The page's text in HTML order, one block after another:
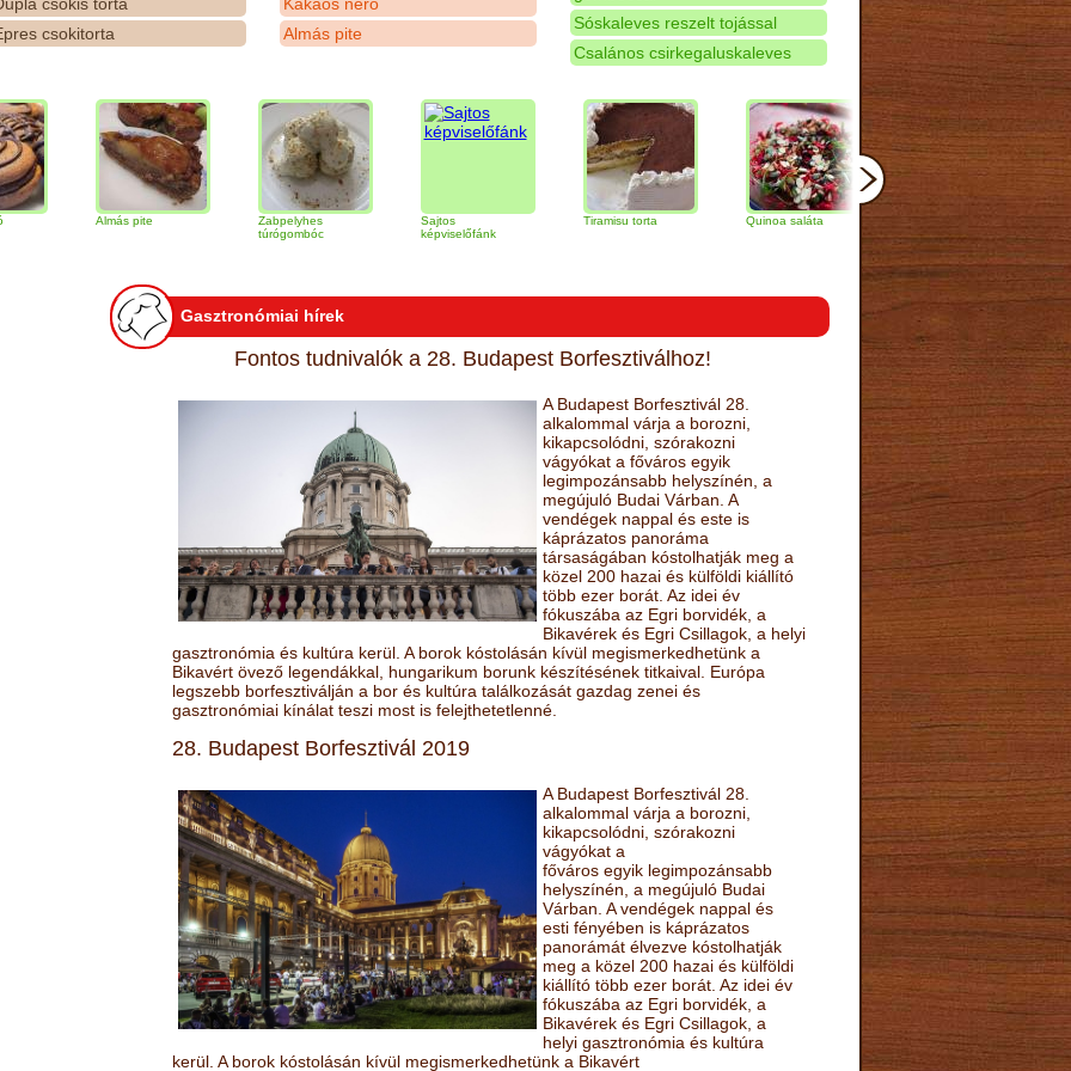
csokitorta
Almás pite
Sóskaleves reszelt tojással
Csalános csirkegaluskaleves
Almás pite
Zabpelyhes
túrógombóc
képviselőfánk
Tiramisu torta Quinoa saláta Mandulás kifli
narancs
Gasztronómiai hírek
Fontos tudnivalók a 28. Budapest Borfesztiválhoz!
A Budapest Borfesztivál 28.
alkalommal várja a borozni,
kikapcsolódni, szórakozni
vágyókat a főváros egyik
legimpozánsabb helyszínén, a
megújuló Budai Várban. A
vendégek nappal és este is
káprázatos panoráma
társaságában kóstolhatják meg a
közel 200 hazai és külföldi kiállító
több ezer borát. Az idei év
fókuszába az Egri borvidék, a
Bikavérek és Egri Csillagok, a helyi
gasztronómia és kultúra kerül. A borok kóstolásán kívül megismerkedhetünk a
Bikavért övező legendákkal, hungarikum borunk készítésének titkaival. Európa
legszebb borfesztiválján a bor és kultúra találkozását gazdag zenei és
gasztronómiai kínálat teszi most is felejthetetlenné.
28. Budapest Borfesztivál 2019
A Budapest Borfesztivál 28.
alkalommal várja a borozni,
kikapcsolódni, szórakozni
vágyókat a
főváros egyik legimpozánsabb
helyszínén, a megújuló Budai
Várban. A vendégek nappal és
esti fényében is káprázatos
panorámát élvezve kóstolhatják
meg a közel 200 hazai és külföldi
kiállító több ezer borát. Az idei év
fókuszába az Egri borvidék, a
Bikavérek és Egri Csillagok, a
helyi gasztronómia és kultúra
kerül. A borok kóstolásán kívül megismerkedhetünk a Bikavért